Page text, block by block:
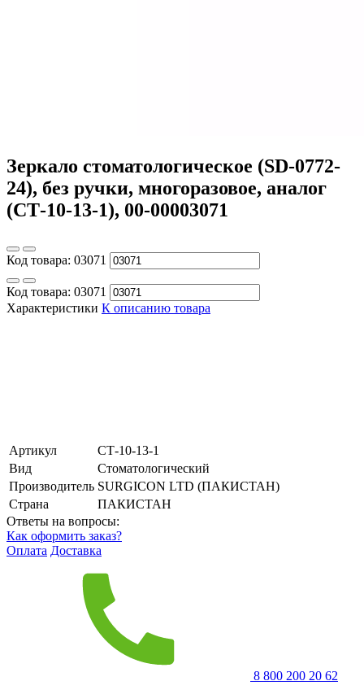
Зеркало стоматологическое (SD-0772-
24), без ручки, многоразовое, аналог
(СТ-10-13-1), 00-00003071
Код товара: 03071
Код товара: 03071
Характеристики К описанию товара
Артикул
СТ-10-13-1
Вид
Стоматологический
Производитель SURGICON LTD (ПАКИСТАН)
Страна
ПАКИСТАН
Ответы на вопросы:
Как оформить заказ?
Оплата Доставка
8 800 200 20 62